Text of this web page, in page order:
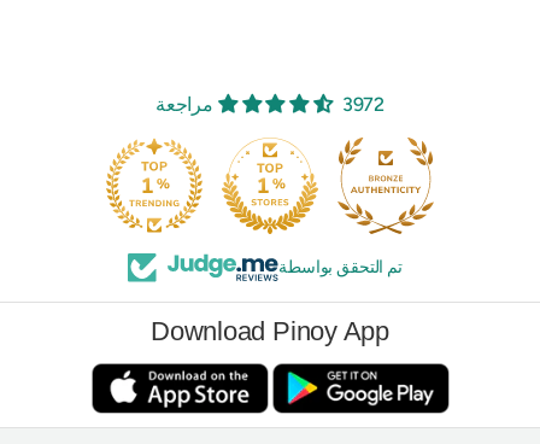
3972 مراجعة
تم التحقق بواسطة
Download Pinoy App